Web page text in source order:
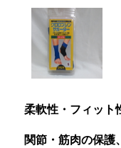
柔軟性・フィット
関節・筋肉の保護